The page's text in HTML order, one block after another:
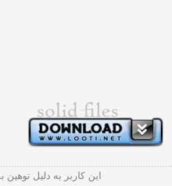
این کاربر به دلیل